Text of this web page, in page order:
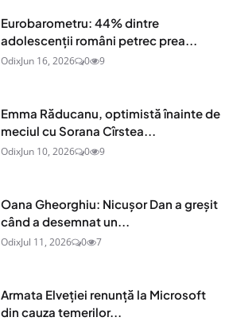
Eurobarometru: 44% dintre
adolescenţii români petrec prea...
OdixJun 16, 2026 0 9
Emma Răducanu, optimistă înainte de
meciul cu Sorana Cîrstea...
OdixJun 10, 2026 0 9
Oana Gheorghiu: Nicușor Dan a greșit
când a desemnat un...
OdixJul 11, 2026 0 7
Armata Elveției renunță la Microsoft
din cauza temerilor...